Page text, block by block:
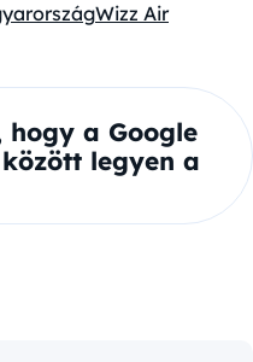
Wizz Air
a Google
legyen a